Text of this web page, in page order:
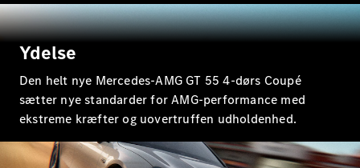
Konfigurator
Mercedes-
Showroom
Cabriolet / Roadster
Ydelse
Den helt nye Mercedes-AMG GT 55 4-dørs Coupé
sætter nye standarder for AMG-performance med
ekstreme kræfter og uovertruffen udholdenhed.